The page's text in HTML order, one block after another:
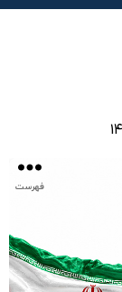
فهرست